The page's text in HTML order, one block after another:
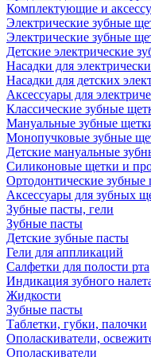
Комплектующие и
Электрические зубные
Электрические зубные
Детские электрические
Насадки для
Насадки для детских
Аксессуары для
Классические зубные
Мануальные зубные
Монопучковые зубные
Детские мануальные
Силиконовые щетки и
Ортодонтические зубные
Аксессуары для зубных
Зубные пасты, гели
Зубные пасты
Детские зубные пасты
Гели для аппликаций
Салфетки для полости рта
Индикация зубного
Жидкости
Зубные пасты
Таблетки, губки, палочки
Ополаскиватели,
Ополаскиватели